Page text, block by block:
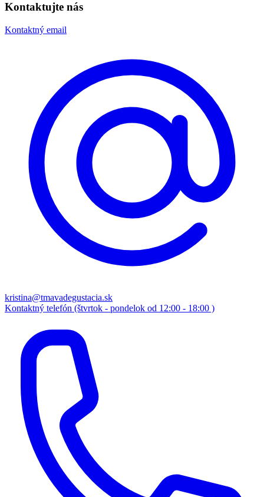
Kontaktujte nás
Kontaktný email
kristina@tmavadegustacia.sk
Kontaktný telefón (štvrtok - pondelok od 12:00 - 18:00 )